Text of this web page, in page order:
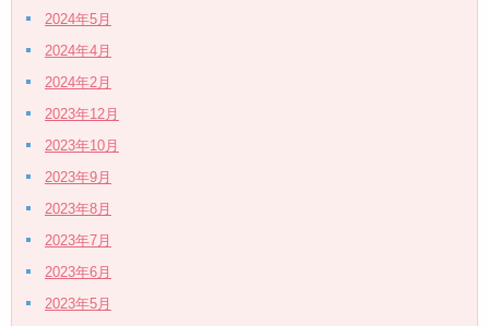
2024年5月
2024年4月
2024年2月
2023年12月
2023年10月
2023年9月
2023年8月
2023年7月
2023年6月
2023年5月